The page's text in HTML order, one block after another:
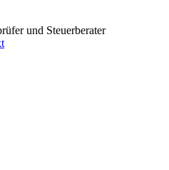
und Steuerberater